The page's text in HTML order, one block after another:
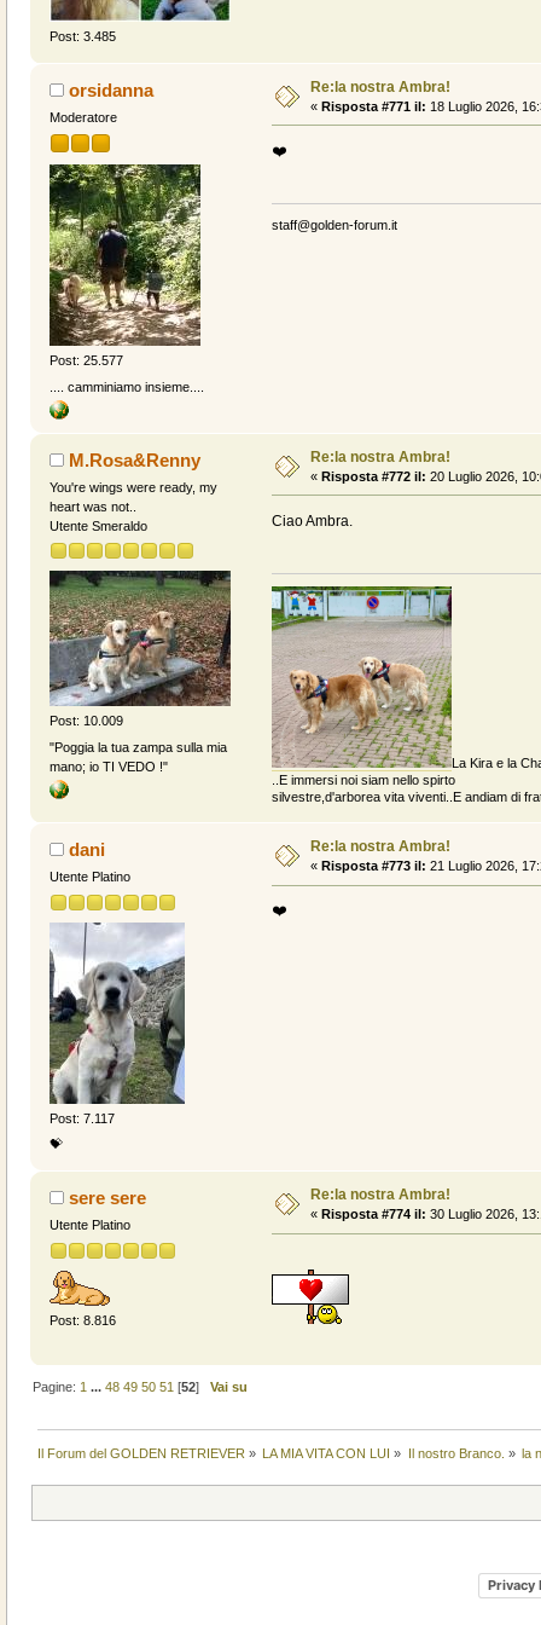
Post: 3.485
orsidanna
Moderatore
Post: 25.577
.... camminiamo insieme....
Re:la nostra Ambra!
« Risposta #771 il: 18 Luglio 2026,
❤️
staff@golden-forum.it
M.Rosa&Renny
You're wings were ready, my
heart was not..
Utente Smeraldo
Post: 10.009
"Poggia la tua zampa sulla mia
mano; io TI VEDO !"
Re:la nostra Ambra!
« Risposta #772 il: 20 Luglio 2026,
Ciao Ambra.
La Kira e la
..E immersi noi siam nello spirto
silvestre,d'arborea vita viventi..E andiam di
dani
Utente Platino
Post: 7.117
💝
Re:la nostra Ambra!
« Risposta #773 il: 21 Luglio 2026,
❤️
sere sere
Utente Platino
Post: 8.816
Re:la nostra Ambra!
« Risposta #774 il: 30 Luglio 2026,
Pagine:1 ...48 49 50 51 [52]Vai su
Il Forum del GOLDEN RETRIEVER » LA MIA VITA CON LUI » Il nostro Branco. » la
Privacy